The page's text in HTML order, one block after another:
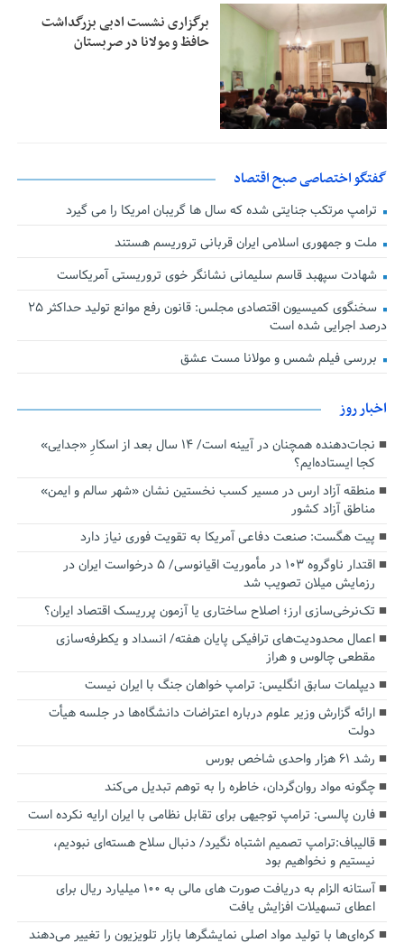
برگزاری نشست ادبی بزرگداشت
حافظ و مولانا در صربستان
گفتگو اختصاصی صبح اقتصاد
ترامپ مرتکب جنایتی شده که سال ها گریبان امریکا را می گیرد
ملت و جمهوری اسلامی ایران قربانی تروریسم هستند
شهادت سپهبد قاسم سلیمانی نشانگر خوی تروریستی آمریکاست
سخنگوی کمیسیون اقتصادی مجلس: قانون رفع موانع تولید حداکثر ۲۵
درصد اجرایی شده است
بررسی فیلم شمس و مولانا مست عشق
اخبار روز
نجات‌دهنده‌ همچنان در آیینه است/ ۱۴ سال بعد از اسکارِ «جدایی»
کجا ایستاده‌ایم؟
منطقه آزاد ارس در مسیر کسب نخستین نشان «شهر سالم و ایمن»
مناطق آزاد کشور
پیت هگست: صنعت دفاعی آمریکا به تقویت فوری نیاز دارد
اقتدار ناوگروه ۱۰۳ در مأموریت‌ اقیانوسی/ ۵ درخواست ایران در
رزمایش میلان تصویب شد
تک‌نرخی‌سازی ارز؛ اصلاح ساختاری یا آزمون پرریسک اقتصاد ایران؟
اعمال محدودیت‌های ترافیکی پایان هفته/ انسداد و یکطرفه‌سازی
مقطعی چالوس و هراز
دیپلمات سابق انگلیس:‌ ترامپ خواهان جنگ با ایران نیست
ارائه گزارش وزیر علوم درباره اعتراضات دانشگاه‌ها در جلسه هیأت
دولت
رشد ۶۱ هزار واحدی شاخص بورس
چگونه مواد روان‌گردان، خاطره را به توهم تبدیل می‌کند
فارن پالسی: ترامپ توجیهی برای تقابل نظامی با ایران ارایه نکرده است
قالیباف:ترامپ تصمیم اشتباه نگیرد/ دنبال سلاح هسته‌ای نبودیم،
نیستیم و نخواهیم بود
آستانه الزام به دریافت صورت های مالی به ۱۰۰ میلیارد ریال برای
اعطای تسهیلات افزایش یافت
کره‌ای‌ها با تولید مواد اصلی نمایشگرها بازار تلویزیون را تغییر می‌دهند